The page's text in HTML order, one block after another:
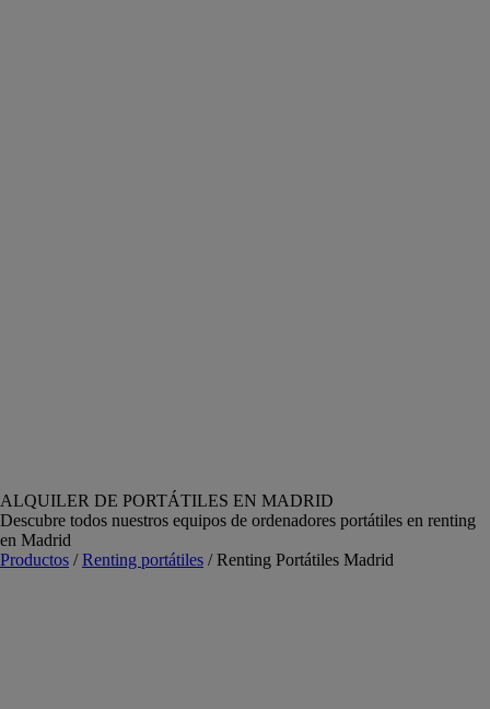
ALQUILER DE PORTÁTILES EN MADRID
Descubre todos nuestros equipos de ordenadores portátiles en renting
en Madrid
Productos /Renting portátiles / Renting Portátiles Madrid